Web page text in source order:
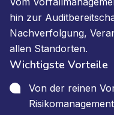
hin zur
Nachverfolgung,
allen Standorten.
Wichtigste Vorteile
Von der reinen